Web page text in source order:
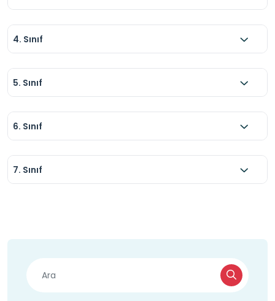
4. Sınıf
5. Sınıf
6. Sınıf
7. Sınıf